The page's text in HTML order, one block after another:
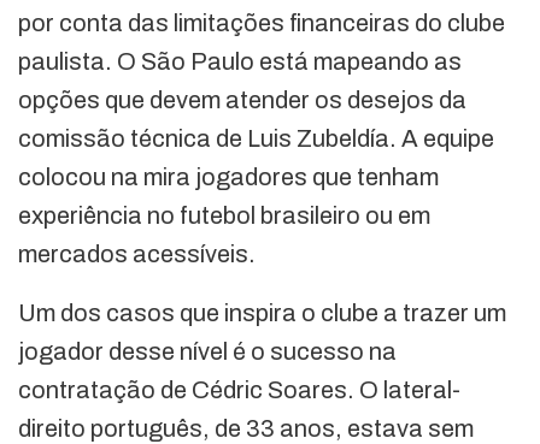
por conta das limitações financeiras do clube
paulista. O São Paulo está mapeando as
opções que devem atender os desejos da
comissão técnica de Luis Zubeldía. A equipe
colocou na mira jogadores que tenham
experiência no futebol brasileiro ou em
mercados acessíveis.
Um dos casos que inspira o clube a trazer um
jogador desse nível é o sucesso na
contratação de Cédric Soares. O lateral-
direito português, de 33 anos, estava sem